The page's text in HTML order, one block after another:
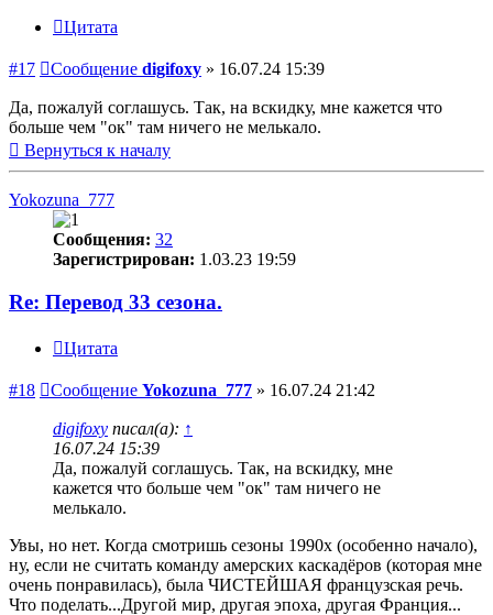
Цитата
#17 Сообщение digifoxy » 16.07.24 15:39
Да, пожалуй соглашусь. Так, на вскидку, мне кажется что
больше чем "ок" там ничего не мелькало.
Вернуться к началу
Yokozuna_777
Сообщения: 32
Зарегистрирован: 1.03.23 19:59
Re: Перевод 33 сезона.
Цитата
#18 Сообщение Yokozuna_777 » 16.07.24 21:42
digifoxy писал(а): ↑
16.07.24 15:39
Да, пожалуй соглашусь. Так, на вскидку, мне
кажется что больше чем "ок" там ничего не
мелькало.
Увы, но нет. Когда смотришь сезоны 1990х (особенно начало),
ну, если не считать команду амерских каскадёров (которая мне
очень понравилась), была ЧИСТЕЙШАЯ французская речь.
Что поделать...Другой мир, другая эпоха, другая Франция...